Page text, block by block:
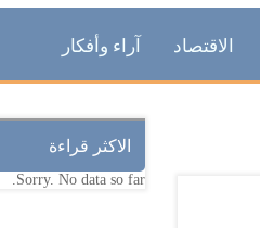
الاقتصاد آراء وأفكار
الاكثر قراءة
Sorry. No data so far.